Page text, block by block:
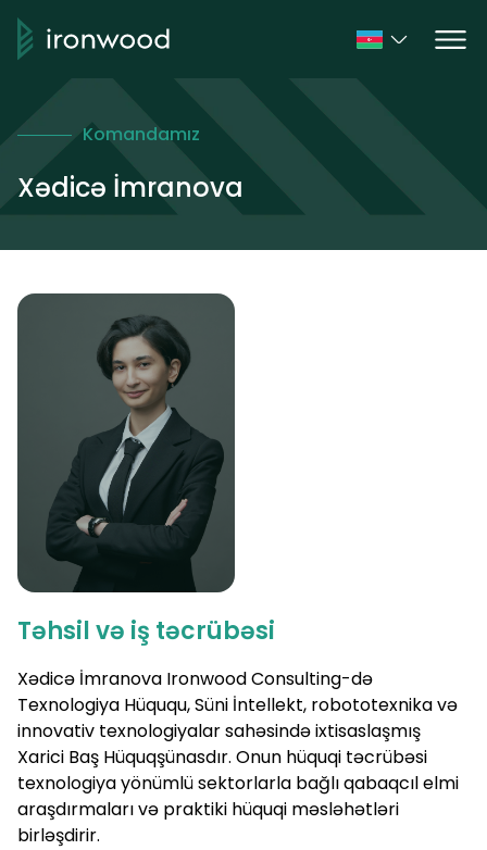
Komandamız
Xədicə İmranova
Təhsil və iş təcrübəsi
Xədicə İmranova Ironwood Consulting-də
Texnologiya Hüququ, Süni İntellekt, robototexnika və
innovativ texnologiyalar sahəsində ixtisaslaşmış
Xarici Baş Hüquqşünasdır. Onun hüquqi təcrübəsi
texnologiya yönümlü sektorlarla bağlı qabaqcıl elmi
araşdırmaları və praktiki hüquqi məsləhətləri
birləşdirir.